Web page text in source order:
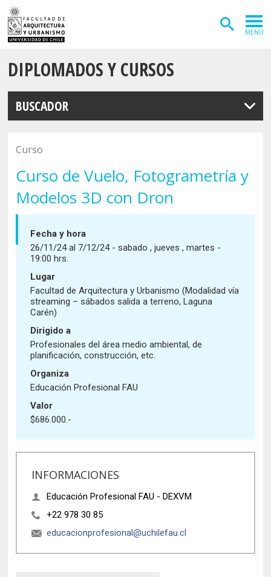
MENÚ
ADMISIÓN
CARRERAS
EXTENSIÓN
DEPARTAMENTOS
Diseño
Urbanismo
Vivienda
FACULTAD
Estudiantes
Académicos Egresados
DIPLOMADOS Y CURSOS
BUSCADOR
Curso
Curso de Vuelo, Fotogrametría y
Modelos 3D con Dron
INFORMACIONES
Educación Profesional FAU - DEXVM
+22 978 30 85
educacionprofesional@uchilefau.cl
Fecha y hora
26/11/24 al 7/12/24 - sabado , jueves , martes -
19:00 hrs.
Lugar
Facultad de Arquitectura y Urbanismo (Modalidad vía
streaming – sábados salida a terreno, Laguna
Carén)
Dirigido a
Profesionales del área medio ambiental, de
planificación, construcción, etc.
Organiza
Educación Profesional FAU
Valor
$686.000.-